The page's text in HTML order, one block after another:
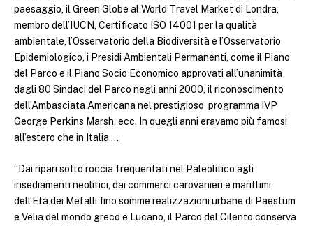
paesaggio, il Green Globe al World Travel Market di Londra,
membro dell’IUCN, Certificato ISO 14001 per la qualità
ambientale, l’Osservatorio della Biodiversità e l’Osservatorio
Epidemiologico, i Presidi Ambientali Permanenti, come il Piano
del Parco e il Piano Socio Economico approvati all’unanimità
dagli 80 Sindaci del Parco negli anni 2000, il riconoscimento
dell’Ambasciata Americana nel prestigioso programma IVP
George Perkins Marsh, ecc. In quegli anni eravamo più famosi
all’estero che in Italia …
“Dai ripari sotto roccia frequentati nel Paleolitico agli
insediamenti neolitici, dai commerci carovanieri e marittimi
dell’Età dei Metalli fino somme realizzazioni urbane di Paestum
e Velia del mondo greco e Lucano, il Parco del Cilento conserva